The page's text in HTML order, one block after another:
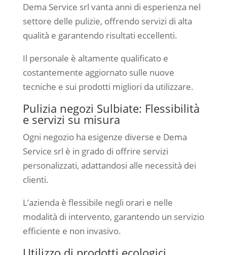
Dema Service srl vanta anni di esperienza nel
settore delle pulizie, offrendo servizi di alta
qualità e garantendo risultati eccellenti.
Il personale è altamente qualificato e
costantemente aggiornato sulle nuove
tecniche e sui prodotti migliori da utilizzare.
Pulizia negozi Sulbiate: Flessibilità
e servizi su misura
Ogni negozio ha esigenze diverse e Dema
Service srl è in grado di offrire servizi
personalizzati, adattandosi alle necessità dei
clienti.
L’azienda è flessibile negli orari e nelle
modalità di intervento, garantendo un servizio
efficiente e non invasivo.